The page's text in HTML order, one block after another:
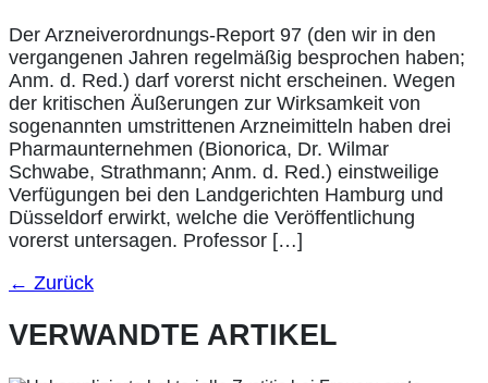
Der Arzneiverordnungs-Report 97 (den wir in den
vergangenen Jahren regelmäßig besprochen haben;
Anm. d. Red.) darf vorerst nicht erscheinen. Wegen
der kritischen Äußerungen zur Wirksamkeit von
sogenannten umstrittenen Arzneimitteln haben drei
Pharmaunternehmen (Bionorica, Dr. Wilmar
Schwabe, Strathmann; Anm. d. Red.) einstweilige
Verfügungen bei den Landgerichten Hamburg und
Düsseldorf erwirkt, welche die Veröffentlichung
vorerst untersagen. Professor […]
← Zurück
VERWANDTE ARTIKEL